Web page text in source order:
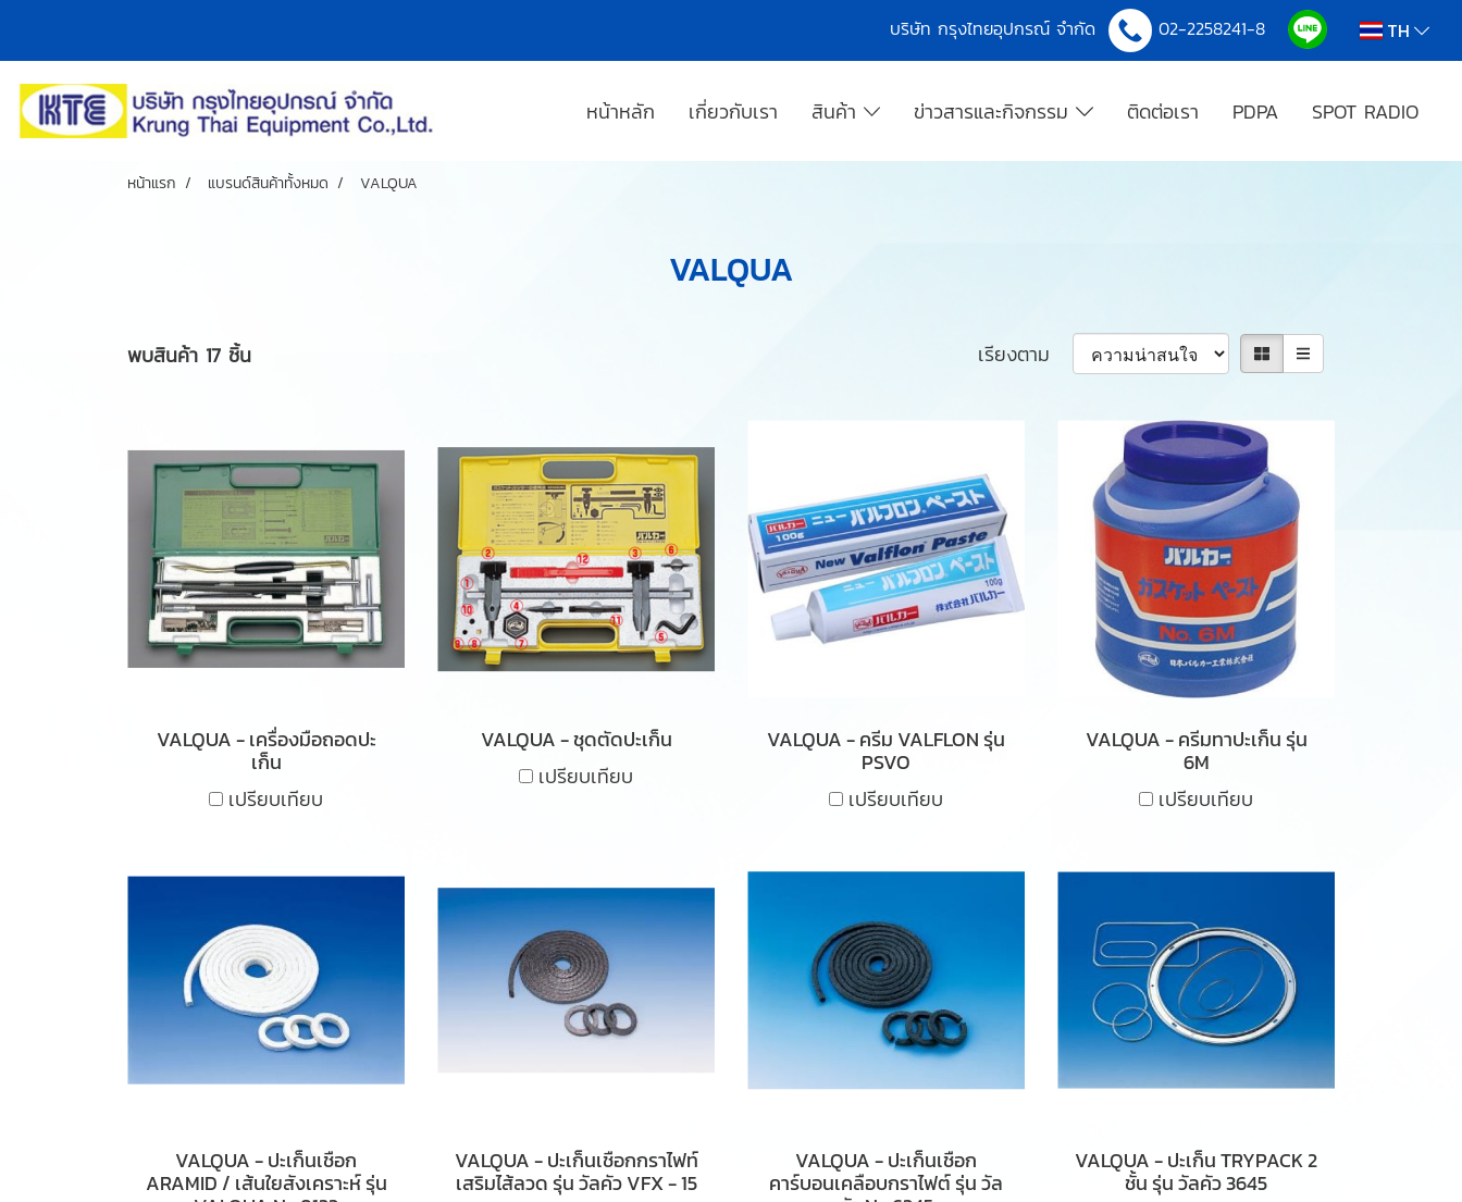
บริษัท กรุงไทยอุปกรณ์ จำกัด 02-2258241-8 TH
หน้าหลัก เกี่ยวกับเรา สินค้า ข่าวสารและกิจกรรม ติดต่อเรา PDPA SPOT RADIO
หน้าแรก แบรนด์สินค้าทั้งหมด VALQUA
VALQUA
พบสินค้า 17 ชิ้น เรียงตาม
VALQUA - เครื่องมือถอดปะ
เก็น
เปรียบเทียบ
VALQUA - ชุดตัดปะเก็น
เปรียบเทียบ
VALQUA - ครีม VALFLON รุ่น
PSVO
เปรียบเทียบ
VALQUA - ครีมทาปะเก็น รุ่น
6M
เปรียบเทียบ
VALQUA - ปะเก็นเชือก
ARAMID / เส้นใยสังเคราะห์ รุ่น
VALQUA - ปะเก็นเชือกกราไฟท์
เสริมไส้ลวด รุ่น วัลคัว VFX - 15
VALQUA - ปะเก็นเชือก
คาร์บอนเคลือบกราไฟต์ รุ่น วัล
VALQUA - ปะเก็น TRYPACK 2
ชั้น รุ่น วัลคัว 3645